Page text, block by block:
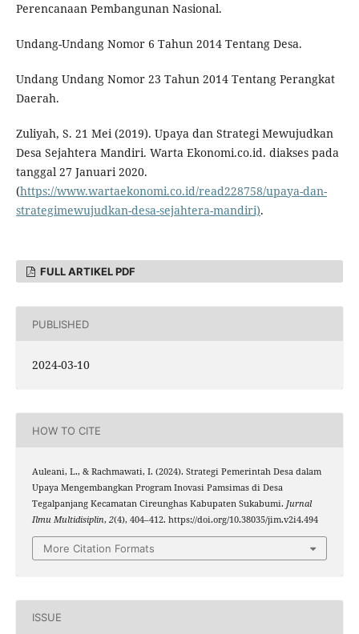
Perencanaan Pembangunan Nasional.
Undang-Undang Nomor 6 Tahun 2014 Tentang Desa.
Undang Undang Nomor 23 Tahun 2014 Tentang Perangkat
Daerah.
Zuliyah, S. 21 Mei (2019). Upaya dan Strategi Mewujudkan
Desa Sejahtera Mandiri. Warta Ekonomi.co.id. diakses pada
tanggal 27 Januari 2020.
(https://www.wartaekonomi.co.id/read228758/upaya-dan-
strategimewujudkan-desa-sejahtera-mandiri).
FULL ARTIKEL PDF
PUBLISHED
2024-03-10
HOW TO CITE
Auleani, L., & Rachmawati, I. (2024). Strategi Pemerintah Desa dalam
Upaya Mengembangkan Program Inovasi Pamsimas di Desa
Tegalpanjang Kecamatan Cireunghas Kabupaten Sukabumi. Jurnal
Ilmu Multidisiplin, 2(4), 404–412. https://doi.org/10.38035/jim.v2i4.494
More Citation Formats
ISSUE